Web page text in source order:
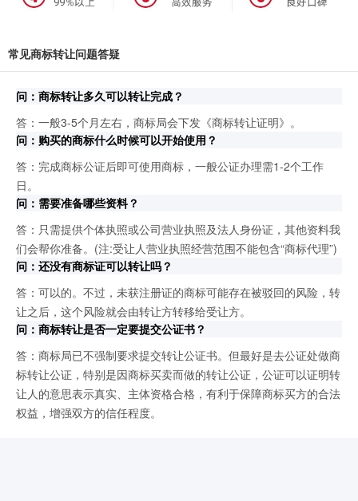
常见商标转让问题答疑
问：商标转让多久可以转让完成？
答：一般3-5个月左右，商标局会下发《商标转让证明》。
问：购买的商标什么时候可以开始使用？
答：完成商标公证后即可使用商标，一般公证办理需1-2个工作
日。
问：需要准备哪些资料？
答：只需提供个体执照或公司营业执照及法人身份证，其他资料我
们会帮你准备。(注:受让人营业执照经营范围不能包含“商标代理”)
问：还没有商标证可以转让吗？
答：可以的。不过，未获注册证的商标可能存在被驳回的风险，转
让之后，这个风险就会由转让方转移给受让方。
问：商标转让是否一定要提交公证书？
答：商标局已不强制要求提交转让公证书。但最好是去公证处做商
标转让公证，特别是因商标买卖而做的转让公证，公证可以证明转
让人的意思表示真实、主体资格合格，有利于保障商标买方的合法
权益，增强双方的信任程度。